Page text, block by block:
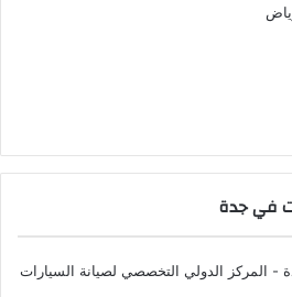
في جدة
- المركز الدولي التخصصي لصيانة السيارات